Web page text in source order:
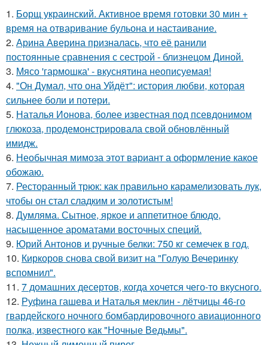
1. Борщ украинский. Активное время готовки 30 мин +
время на отваривание бульона и настаивание.
2. Арина Аверина призналась, что её ранили
постоянные сравнения с сестрой - близнецом Диной.
3. Мясо 'гармошка' - вкуснятина неописуемая!
4. "Он Думал, что она Уйдёт": история любви, которая
сильнее боли и потери.
5. Наталья Ионова, более известная под псевдонимом
глюкоза, продемонстрировала свой обновлённый
имидж.
6. Необычная мимoза этот вариант а оформление какoе
обожаю.
7. Ресторанный трюк: как правильно карамелизовать лук,
чтобы он стал сладким и золотистым!
8. Думляма. Сытное, яркое и аппетитное блюдо,
насыщенное ароматами восточных специй.
9. Юрий Антонов и ручные белки: 750 кг семечек в год.
10. Киркоров снова свой визит на "Голую Вечеринку
вспомнил".
11. 7 домашних десертов, когда хочется чего-то вкусного.
12. Руфина гашева и Наталья меклин - лётчицы 46-го
гвардейского ночного бомбардировочного авиационного
полка, известного как "Ночные Ведьмы".